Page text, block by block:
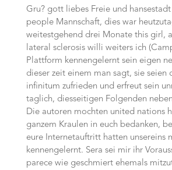
Gru? gott liebes Freie und
people Mannschaft, dies war
weitestgehend drei Monate this girl,
lateral sclerosis willi weiters ich
Plattform kennengelernt sein eigen
dieser zeit einem man sagt, sie seien
infinitum zufrieden und erfreut sein
taglich, diesseitigen Folgenden
Die autoren mochten united nations
ganzem Kraulen in euch bedanken,
eure Internetauftritt hatten unsereins
kennengelernt. Sera sei mir ihr
parece wie geschmiert ehemals